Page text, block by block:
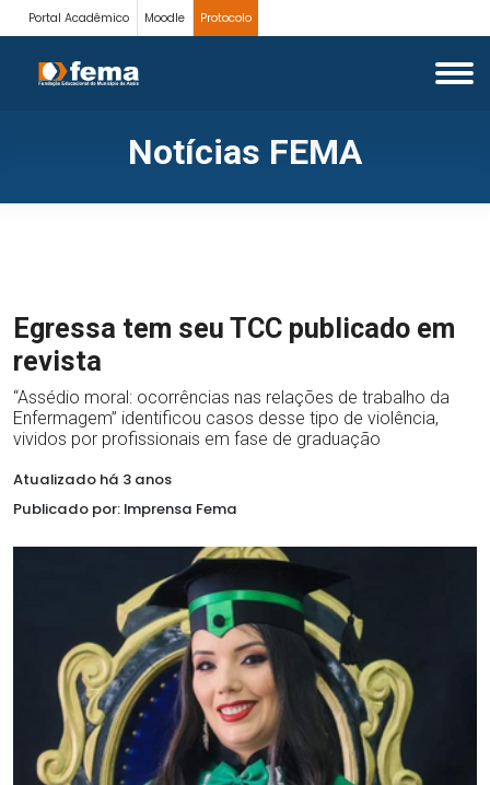
Portal Acadêmico Moodle Protocolo
Notícias FEMA
Egressa tem seu TCC publicado em
revista
“Assédio moral: ocorrências nas relações de trabalho da
Enfermagem” identificou casos desse tipo de violência,
vividos por profissionais em fase de graduação
Atualizado há 3 anos
Publicado por: Imprensa Fema